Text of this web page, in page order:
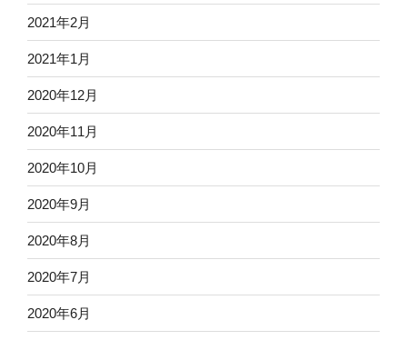
2021年2月
2021年1月
2020年12月
2020年11月
2020年10月
2020年9月
2020年8月
2020年7月
2020年6月